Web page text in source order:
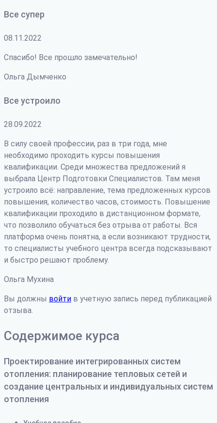
Все супер
08.11.2022
Спасибо! Все прошло замечательно!
Ольга Дымченко
Все устроило
28.09.2022
В силу своей профессии, раз в три года, мне
необходимо проходить курсы повышения
квалификации. Среди множества предложений я
выбрала Центр Подготовки Специалистов. Там меня
устроило всё: направление, тема предложенных курсов
повышения, количество часов, стоимость. Повышение
квалификации проходило в дистанционном формате,
что позволило обучаться без отрыва от работы. Вся
платформа очень понятна, а если возникают трудности,
то специалисты учебного центра всегда подсказывают
и быстро решают проблему.
Ольга Мухина
Вы должны войти в учетную запись перед публикацией
отзыва.
Содержимое курса
Проектирование интегрированных систем
отопления: планирование тепловых сетей и
создание центральных и индивидуальных систем
отопления